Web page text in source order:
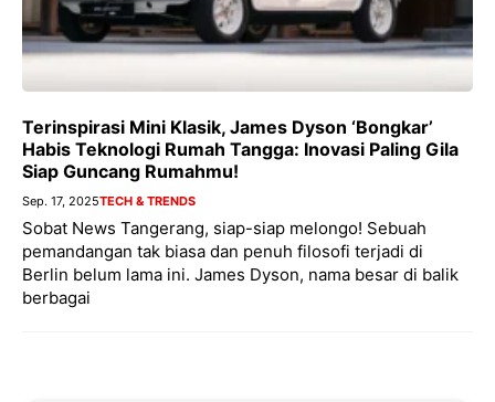
Terinspirasi Mini Klasik, James Dyson ‘Bongkar’
Habis Teknologi Rumah Tangga: Inovasi Paling Gila
Siap Guncang Rumahmu!
Sep. 17, 2025TECH & TRENDS
Sobat News Tangerang, siap-siap melongo! Sebuah
pemandangan tak biasa dan penuh filosofi terjadi di
Berlin belum lama ini. James Dyson, nama besar di balik
berbagai